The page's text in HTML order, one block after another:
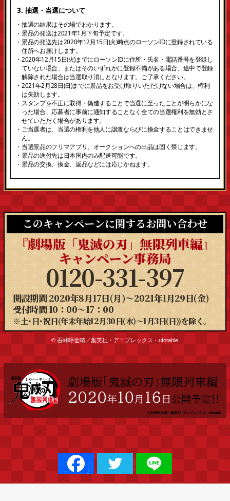
3. 抽選・当選について
・抽選の結果はその場でわかります。
・景品の発送は2021年1月下旬予定です。
・景品の発送先は2020年12月15日(火)時点のローソンIDに登録されている
住所へお届けします。
・2020年12月15日(火)までにローソンIDに住所・氏名・電話番号を登録し
ていない場合、またはそのいずれかに登録不備がある場合、途中で登録
解除された場合は当選取り消しとなります。ご了承ください。
・2021年2月28日(日)までに景品をお受け取りいただけない場合は、権利
は失効します。
・スタンプを不正に取得・偽造することで当選に至ったことが明らかにな
った場合、応募者に事前に通知することなく全ての当選権利を無効とさ
せていただく場合があります。
・ご当選者は、当選の権利を他人に譲渡ならびに換金することはできませ
ん。
・当選景品のフリマアプリ、オークションへの出品は固く禁じます。
・景品の送付先は日本国内のみ配送可能です。
・景品の交換、換金、返品などには応じかねます。
このキャンペーンに関するお問い合わせ
『劇場版「鬼滅の刃」無限列車編』
キャンペーン事務局
0120-331-397
開設期間 2020年8月17日(月)～2021年1月29日(金)
受付時間 10：00～17：00
※土･日･祝日(年末年始12月30日(水)〜1月3日(日))を除く。
© 吾峠呼世晴／集英社・アニプレックス・ufotable